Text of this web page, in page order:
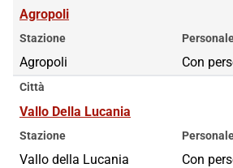
Agropoli
Stazione
Agropoli Con
Città
Vallo Della Lucania
Stazione
Vallo della Lucania Con